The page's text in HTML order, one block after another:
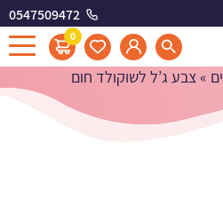
0547509472
0
חום
»צבע ג’ל לשוקולד חום